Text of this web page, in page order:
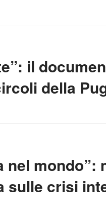
il
della
nel
sulle crisi